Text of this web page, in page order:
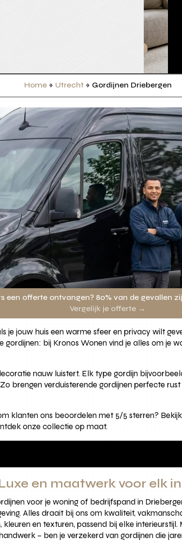
Home» Utrecht» Gordijnen Driebergen
een offerte ontvangen? 80% van de gevallen
Vergelijk je offerte →
je jouw huis een warme sfeer en privacy wilt
gordijnen: bij Kronos Wonen vind je alles om je
nauw luistert. Elk type gordijn
brengen verduisterende gordijnen perfecte
klanten ons beoordelen met 5/5 sterren?
onze collectie op maat.
en maatwerk voor elk
voor je woning of bedrijfspand in
Alles draait bij ons om kwaliteit,
en texturen, passend bij elke
– ben je verzekerd van gordijnen die